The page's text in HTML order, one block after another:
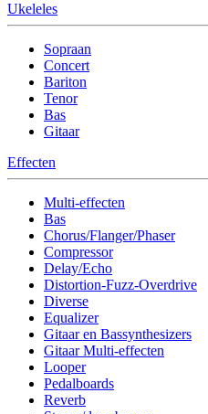
Ukeleles
Sopraan
Concert
Bariton
Tenor
Bas
Gitaar
Effecten
Multi-effecten
Bas
Chorus/Flanger/Phaser
Compressor
Delay/Echo
Distortion-Fuzz-Overdrive
Diverse
Equalizer
Gitaar en Bassynthesizers
Gitaar Multi-effecten
Looper
Pedalboards
Reverb